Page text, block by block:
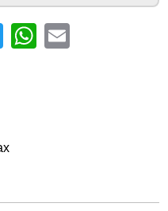
TwitterWhatsApp
Email